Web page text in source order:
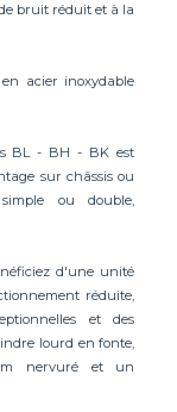
bruit réduit et à la
acier inoxydable
BL - BH - BK est
sur châssis ou
ou double,
d'une unité
réduite,
et des
lourd en fonte,
nervuré et un